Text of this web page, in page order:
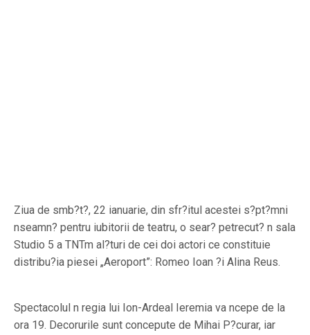
Ziua de smb?t?, 22 ianuarie, din sfr?itul acestei s?pt?mni
nseamn? pentru iubitorii de teatru, o sear? petrecut? n sala
Studio 5 a TNTm al?turi de cei doi actori ce constituie
distribu?ia piesei „Aeroport”: Romeo Ioan ?i Alina Reus.
Spectacolul n regia lui Ion-Ardeal Ieremia va ncepe de la
ora 19. Decorurile sunt concepute de Mihai P?curar, iar